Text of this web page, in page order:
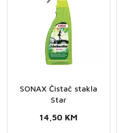
SONAX Čistač stakla
Star
14,50 KM